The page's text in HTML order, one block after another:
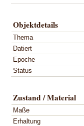
Objektdetails
Thema
Datiert
Epoche
Status
Zustand / Material
Maße
Erhaltung